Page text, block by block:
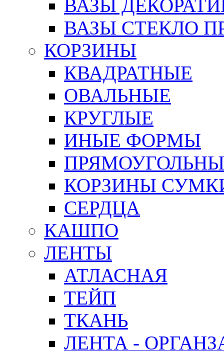
ВАЗЫ
ВАЗЫ СТЕКЛО
КОРЗИНЫ
КВАДРАТНЫЕ
ОВАЛЬНЫЕ
КРУГЛЫЕ
ИНЫЕ ФОРМЫ
КОРЗИНЫ
СЕРДЦА
КАШПО
ЛЕНТЫ
АТЛАСНАЯ
ТЕЙП
ТКАНЬ
ЛЕНТА -